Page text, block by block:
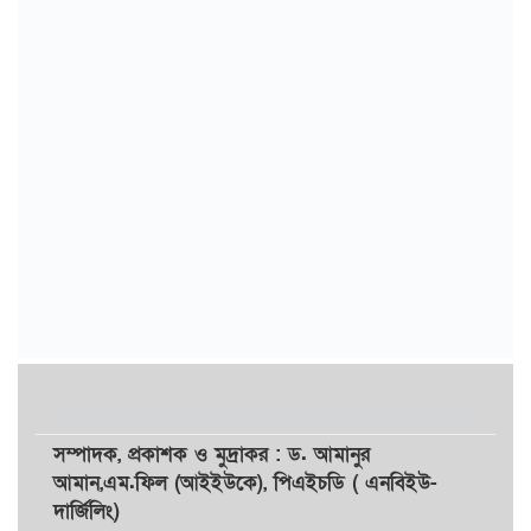
সম্পাদক, প্রকাশকওমুদ্রাকর: ড. আমানুর
আমান,এম.ফিল (আইইউকে), পিএইচডি ( এনবিইউ-
দার্জিলিং)